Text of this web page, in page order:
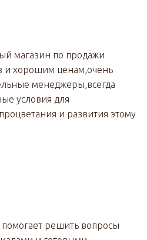
магазин по продажи
и хорошим ценам,очень
менеджеры,всегда
условия для
и развития этому
решить вопросы